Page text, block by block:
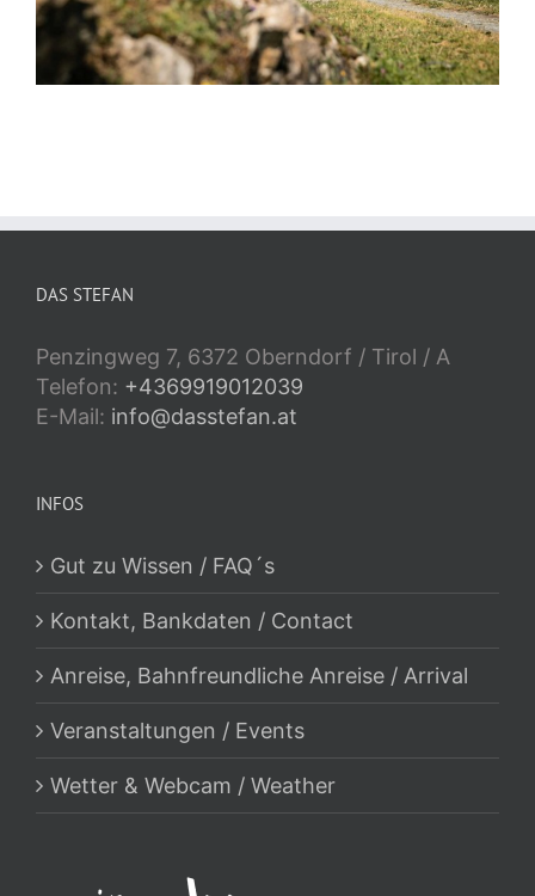
DAS STEFAN
Penzingweg 7, 6372 Oberndorf / Tirol / A
Telefon: +4369919012039
E-Mail: info@dasstefan.at
INFOS
Gut zu Wissen / FAQ´s
Kontakt, Bankdaten / Contact
Anreise, Bahnfreundliche Anreise / Arrival
Veranstaltungen / Events
Wetter & Webcam / Weather